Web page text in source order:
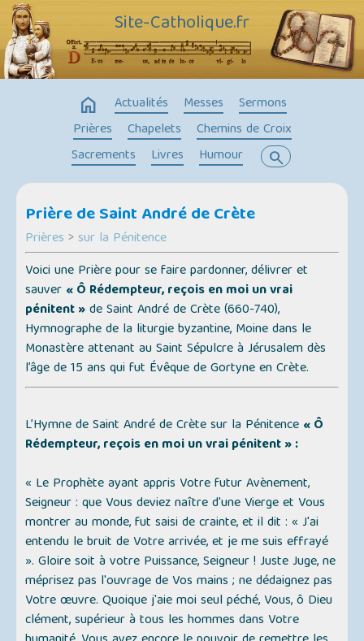
Site-Catholique.fr
home Actualités Messes
Sermons
Prières
Chapelets
Chemins de Croix
Sacrements
Livres Humour search
Prière de Saint André de Crète
Prières >sur la Pénitence
Voici une Prière pour se faire pardonner, délivrer et
sauver « Ô Rédempteur, reçois en moi un vrai
pénitent »de Saint André de Crète (660-740),
Hymnographe de la liturgie byzantine, Moine dans le
Monastère attenant au Saint Sépulcre à Jérusalem dès
l’âge de 15 ans qui fut Évêque de Gortyne en Crète.
L’Hymne de Saint André de Crète sur la Pénitence « Ô
Rédempteur, reçois en moi un vrai pénitent » :
« Le Prophète ayant appris Votre futur Avènement,
Seigneur : que Vous deviez naître d'une Vierge et Vous
montrer au monde, fut saisi de crainte, et il dit : « J'ai
entendu le bruit de Votre arrivée, et je me suis effrayé
». Gloire soit à votre Puissance, Seigneur ! Juste Juge, ne
méprisez pas l'ouvrage de Vos mains ; ne dédaignez pas
Votre œuvre. Quoique j'aie moi seul péché, Vous, ô Dieu
clément, supérieur à tous les hommes dans Votre